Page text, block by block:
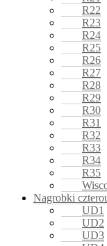
R22
R23
R24
R25
R26
R27
R28
R29
R30
R31
R32
R33
R34
R35
Nagrobki
UD1
UD2
UD3